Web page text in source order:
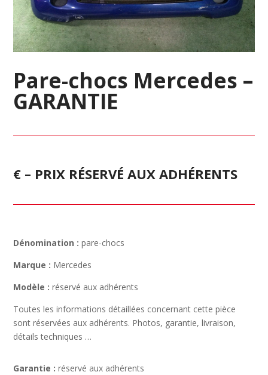
Pare-chocs Mercedes –
GARANTIE
€ – PRIX RÉSERVÉ AUX ADHÉRENTS
Dénomination : pare-chocs
Marque : Mercedes
Modèle : réservé aux adhérents
Toutes les informations détaillées concernant cette pièce
sont réservées aux adhérents. Photos, garantie, livraison,
détails techniques …
Garantie : réservé aux adhérents